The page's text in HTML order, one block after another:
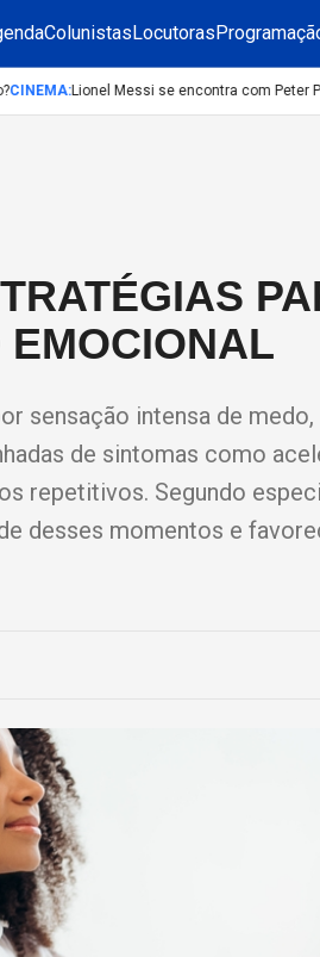
ColunistasLocutoras
:Lionel Messi se encontra com Peter
sensação intensa de
de sintomas como
repetitivos. Segundo
desses momentos e